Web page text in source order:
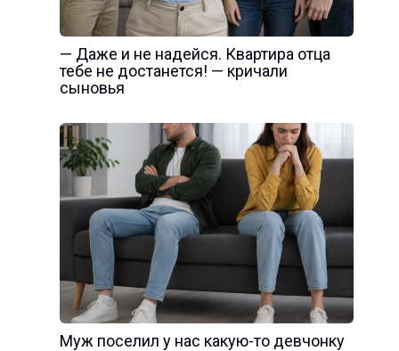
— Даже и не надейся. Квартира отца
тебе не достанется! — кричали
сыновья
Муж поселил у нас какую-то девчонку